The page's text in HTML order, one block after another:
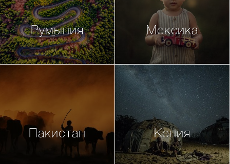
Румыния Мексика
Пакистан Кения